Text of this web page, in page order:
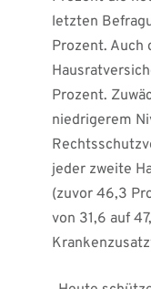
letzten
Prozent. Auch
Prozent.
niedrigerem
jeder zweite
(zuvor 46,3
von 31,6 auf